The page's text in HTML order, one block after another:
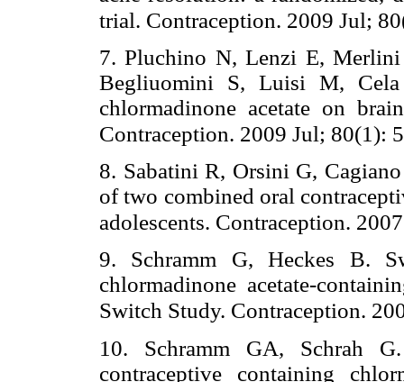
trial. Contraception. 2009 Jul;
7. Pluchino N, Lenzi E,
Begliuomini S, Luisi M,
chlormadinone acetate on
Contraception. 2009 Jul; 80(1):
8. Sabatini R, Orsini G,
of two combined oral
adolescents. Contraception.
9. Schramm G, Heckes B.
chlormadinone acetate-
Switch Study. Contraception.
10. Schramm GA, Schrah
contraceptive containing